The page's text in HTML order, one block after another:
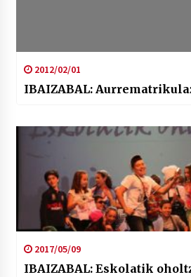
2012/02/01
IBAIZABAL:
2017/05/09
IBAIZABAL: Eskolatik